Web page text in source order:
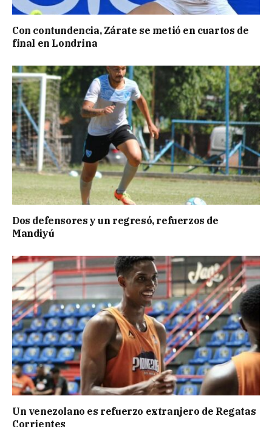
Con contundencia, Zárate se metió en cuartos de
final en Londrina
Dos defensores y un regresó, refuerzos de
Mandiyú
Un venezolano es refuerzo extranjero de Regatas
Corrientes